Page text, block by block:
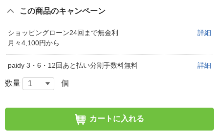
この商品のキャンペーン
ショッピングローン24回まで無金利
月々4,100円から
詳細
paidy 3・6・12回あと払い分割手数料無料 詳細
数量 個
カートに入れる